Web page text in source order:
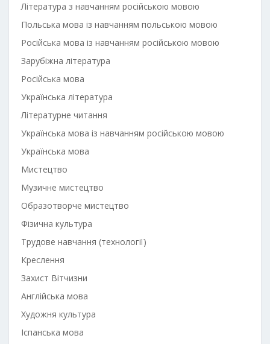
Література з навчанням російською мовою
Польська мова із навчанням польською мовою
Російська мова із навчанням російською мовою
Зарубіжна література
Російська мова
Українська література
Літературне читання
Українська мова із навчанням російською мовою
Українська мова
Мистецтво
Музичне мистецтво
Образотворче мистецтво
Фізична культура
Трудове навчання (технології)
Креслення
Захист Вітчизни
Англійська мова
Художня культура
Іспанська мова